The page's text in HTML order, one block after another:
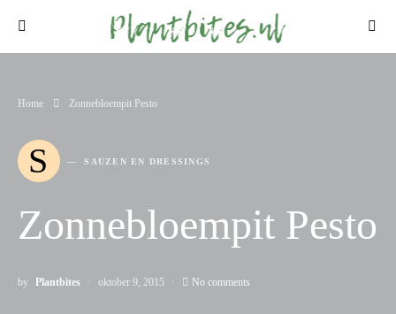
Home Zonnebloempit Pesto
S SAUZEN EN DRESSINGS
Zonnebloempit Pesto
by Plantbites oktober 9, 2015 No comments